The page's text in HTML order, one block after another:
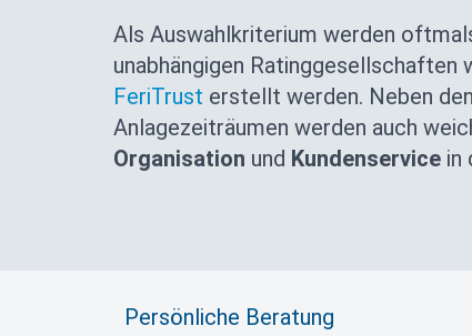
Als Auswahlkriterium werden
unabhängigen Ratinggesellschaften
FeriTrust erstellt werden. Neben
Anlagezeiträumen werden auch
Organisation und Kundenservice in
Persönliche Beratung